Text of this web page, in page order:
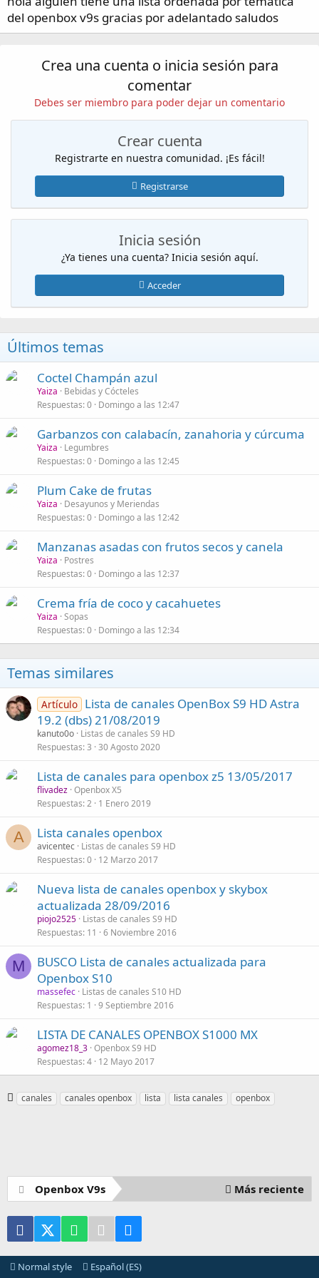
i
c
i
s
del openbox v9s gracias por adelantado saludos
Crea una cuenta o inicia sesión para
comentar
Debes ser miembro para poder dejar un comentario
Crear cuenta
Registrarte en nuestra comunidad. ¡Es fácil!
Registrarse
Inicia sesión
¿Ya tienes una cuenta? Inicia sesión aquí.
Acceder
Últimos temas
Coctel Champán azul
Yaiza
Bebidas y Cócteles
Respuestas 0 Domingo a las 12:47
Garbanzos con calabacín, zanahoria y cúrcuma
Yaiza
Legumbres
Respuestas 0 Domingo a las 12:45
Plum Cake de frutas
Yaiza
Desayunos y Meriendas
Respuestas 0 Domingo a las 12:42
Manzanas asadas con frutos secos y canela
Yaiza
Postres
Respuestas 0 Domingo a las 12:37
Crema fría de coco y cacahuetes
Yaiza Sopas
Respuestas 0 Domingo a las 12:34
Temas similares
Artículo Lista de canales OpenBox S9 HD Astra
19.2 (dbs) 21/08/2019
kanuto0o Listas de canales S9 HD
Respuestas 3 30 Agosto 2020
Lista de canales para openbox z5 13/05/2017
flivadez Openbox X5
Respuestas 2 1 Enero 2019
A Lista canales openbox
avicentec Listas de canales S9 HD
Respuestas 0 12 Marzo 2017
Nueva lista de canales openbox y skybox
actualizada 28/09/2016
piojo2525 Listas de canales S9 HD
Respuestas 11 6 Noviembre 2016
M
BUSCO Lista de canales actualizada para
Openbox S10
massefec Listas de canales S10 HD
Respuestas 1 9 Septiembre 2016
LISTA DE CANALES OPENBOX S1000 MX
agomez18_3 Openbox S9 HD
Respuestas 4 12 Mayo 2017
E
a
s
canales canales openbox lista lista canales openbox
Openbox V9s Más reciente
FacebookX (Twitter)WhatsAppTelegram
Normal style Español (ES)